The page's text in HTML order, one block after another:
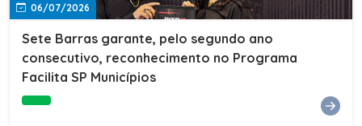
06/07/2026
Sete Barras garante, pelo segundo ano
consecutivo, reconhecimento no Programa
Facilita SP Municípios